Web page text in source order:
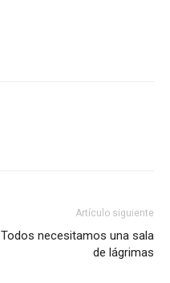
Artículo siguiente
Todos necesitamos una sala
de lágrimas